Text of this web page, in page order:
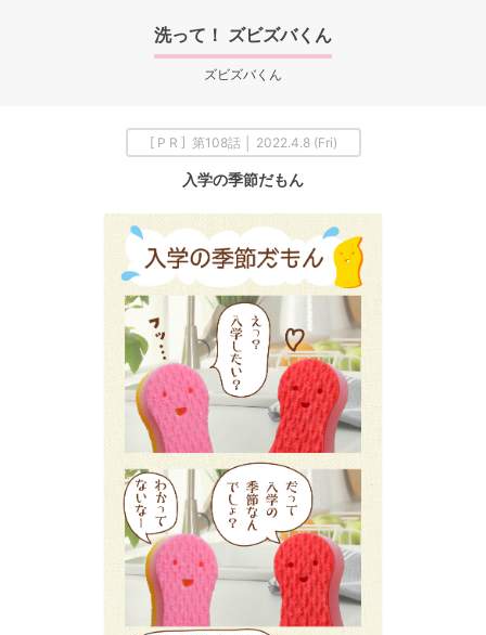
洗って！ ズビズバくん
ズビズバくん
[ P R ] 第108話 │ 2022.4.8 (Fri)
入学の季節だもん